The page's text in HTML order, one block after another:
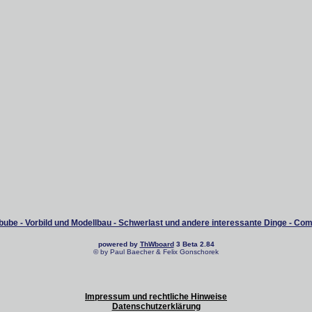
- Vorbild und Modellbau - Schwerlast und andere interessante Dinge -
powered by ThWboard3 Beta 2.84
© by Paul Baecher & Felix Gonschorek
Impressum und rechtliche Hinweise
Datenschutzerklärung